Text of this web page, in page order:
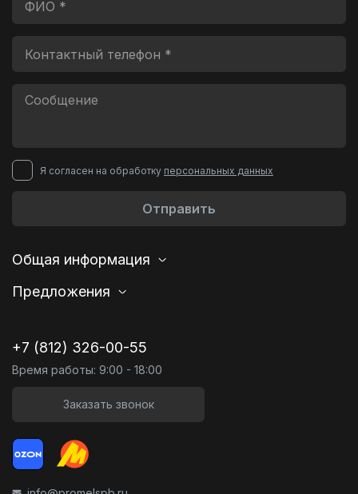
Я согласен на обработку персональных данных
Отправить
Общая информация
Предложения
+7 (812) 326-00-55
Время работы: 9:00 - 18:00
Заказать звонок